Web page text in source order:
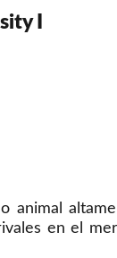
I
en el